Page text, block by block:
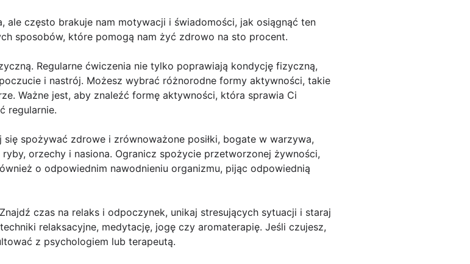
ale często brakuje nam motywacji i świadomości, jak osiągnąć ten
sposobów, które pomogą nam żyć zdrowo na sto procent.
Regularne ćwiczenia nie tylko poprawiają kondycję fizyczną,
i nastrój. Możesz wybrać różnorodne formy aktywności, takie
Ważne jest, aby znaleźć formę aktywności, która sprawia Ci
regularnie.
spożywać zdrowe i zrównoważone posiłki, bogate w warzywa,
orzechy i nasiona. Ogranicz spożycie przetworzonej żywności,
o odpowiednim nawodnieniu organizmu, pijąc odpowiednią
czas na relaks i odpoczynek, unikaj stresujących sytuacji i staraj
relaksacyjne, medytację, jogę czy aromaterapię. Jeśli czujesz,
z psychologiem lub terapeutą.